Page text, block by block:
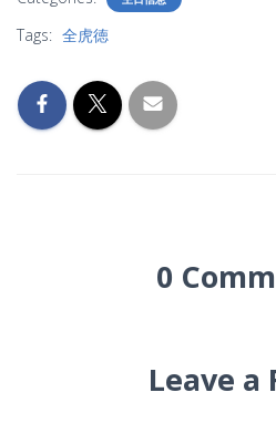
Tags: 全虎徳
0
Leave a